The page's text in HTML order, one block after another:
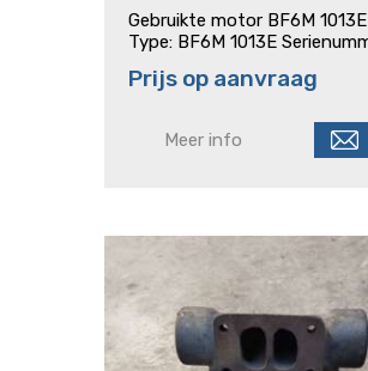
Gebruikte motor BF6M 1013E
Type: BF6M 1013E Serienummer:
Prijs op aanvraag
Meer info